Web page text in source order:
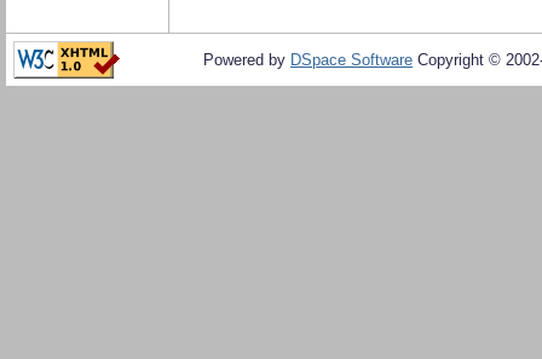
Powered by DSpace Software Copyright ©